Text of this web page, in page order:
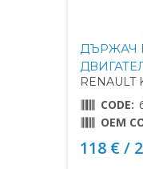
ДЪРЖАЧ
RENAULT
CODE:
OEM
118 € /